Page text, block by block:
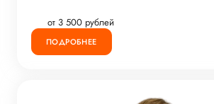
от 3 500 рублей
ПОДРОБНЕЕ